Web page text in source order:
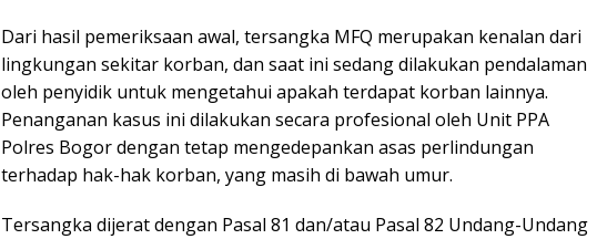
Dari hasil pemeriksaan awal, tersangka MFQ merupakan kenalan dari
lingkungan sekitar korban, dan saat ini sedang dilakukan pendalaman
oleh penyidik untuk mengetahui apakah terdapat korban lainnya.
Penanganan kasus ini dilakukan secara profesional oleh Unit PPA
Polres Bogor dengan tetap mengedepankan asas perlindungan
terhadap hak-hak korban, yang masih di bawah umur.
Tersangka dijerat dengan Pasal 81 dan/atau Pasal 82 Undang-Undang